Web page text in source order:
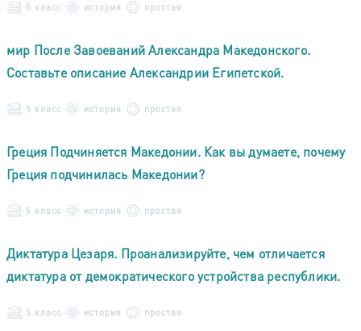
5 класс история простая
мир После Завоеваний Александра Македонского.
Составьте описание Александрии Египетской.
5 класс история простая
Греция Подчиняется Македонии. Как вы думаете, почему
Греция подчинилась Македонии?
5 класс история простая
Диктатура Цезаря. Проанализируйте, чем отличается
диктатура от демократического устройства республики.
5 класс история простая